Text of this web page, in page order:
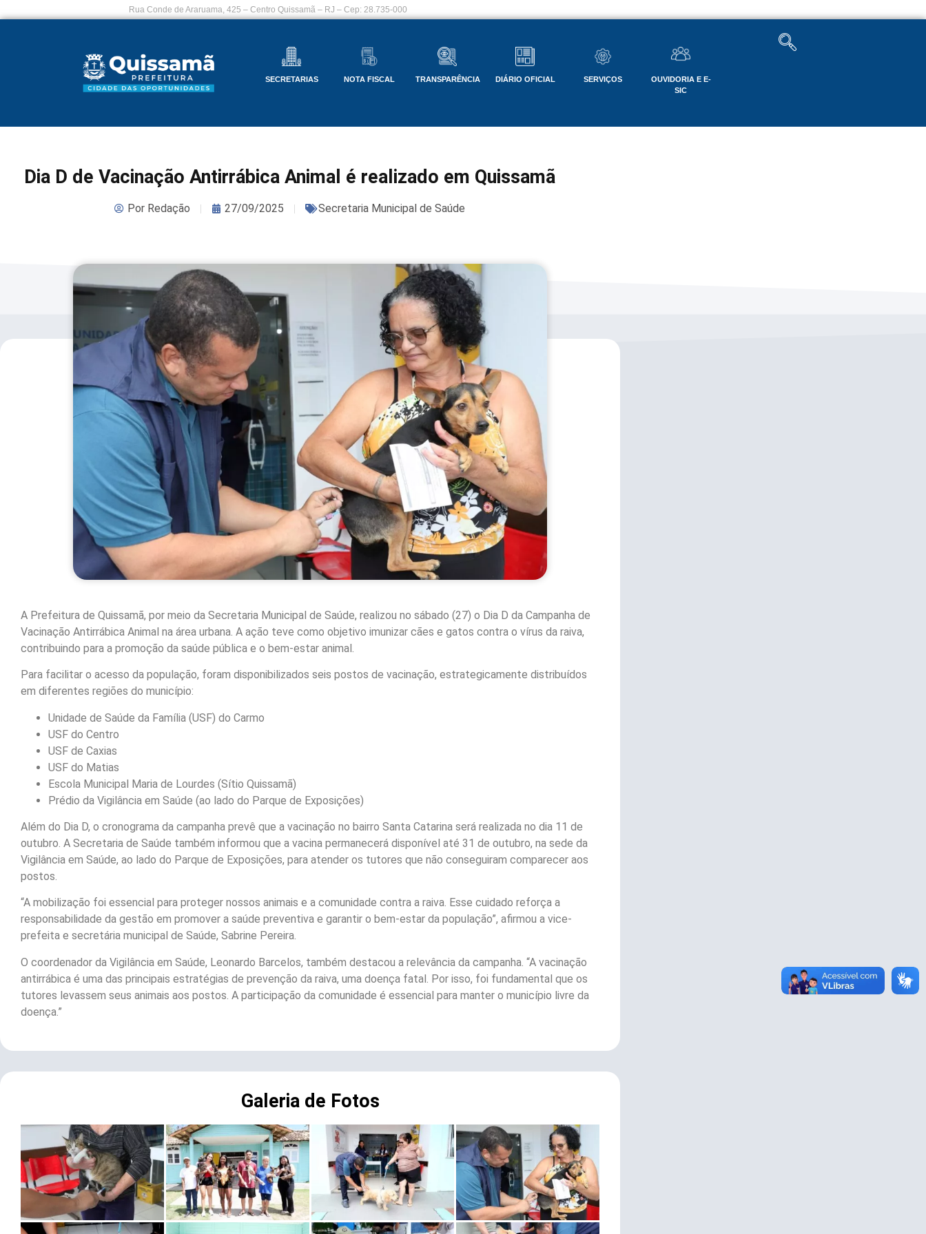
Rua Conde de Araruama, 425 – Centro Quissamã – RJ – Cep: 28.735-000
SECRETARIAS NOTA FISCAL TRANSPARÊNCIA DIÁRIO OFICIAL SERVIÇOS
OUVIDORIA E E-
SIC
Dia D de Vacinação Antirrábica Animal é realizado em Quissamã
PorRedação 27/09/2025 Secretaria Municipal de Saúde
A Prefeitura de Quissamã, por meio da Secretaria Municipal de Saúde, realizou no sábado (27) o Dia D da Campanha de
Vacinação Antirrábica Animal na área urbana. A ação teve como objetivo imunizar cães e gatos contra o vírus da raiva,
contribuindo para a promoção da saúde pública e o bem-estar animal.
Para facilitar o acesso da população, foram disponibilizados seis postos de vacinação, estrategicamente distribuídos
em diferentes regiões do município:
Unidade de Saúde da Família (USF) do Carmo
USF do Centro
USF de Caxias
USF do Matias
Escola Municipal Maria de Lourdes (Sítio Quissamã)
Prédio da Vigilância em Saúde (ao lado do Parque de Exposições)
Além do Dia D, o cronograma da campanha prevê que a vacinação no bairro Santa Catarina será realizada no dia 11 de
outubro. A Secretaria de Saúde também informou que a vacina permanecerá disponível até 31 de outubro, na sede da
Vigilância em Saúde, ao lado do Parque de Exposições, para atender os tutores que não conseguiram comparecer aos
postos.
“A mobilização foi essencial para proteger nossos animais e a comunidade contra a raiva. Esse cuidado reforça a
responsabilidade da gestão em promover a saúde preventiva e garantir o bem-estar da população”, afirmou a vice-
prefeita e secretária municipal de Saúde, Sabrine Pereira.
O coordenador da Vigilância em Saúde, Leonardo Barcelos, também destacou a relevância da campanha. “A vacinação
antirrábica é uma das principais estratégias de prevenção da raiva, uma doença fatal. Por isso, foi fundamental que os
tutores levassem seus animais aos postos. A participação da comunidade é essencial para manter o município livre da
doença.”
Galeria de Fotos